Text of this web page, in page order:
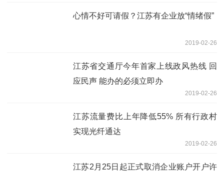
心情不好可请假？江苏有企业放“情绪假”
2019-02-26
江苏省交通厅今年首家上线政风热线 回
应民声 能办的必须立即办
2019-02-26
江苏流量费比上年降低55% 所有行政村
实现光纤通达
2019-02-26
江苏2月25日起正式取消企业账户开户许